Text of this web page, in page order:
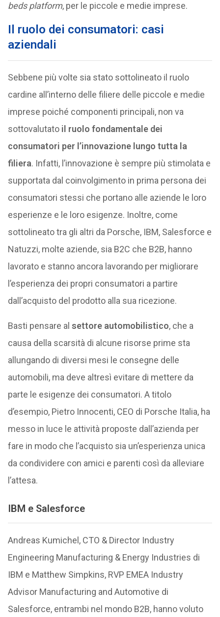
beds platform, per le piccole e medie imprese.
Il ruolo dei consumatori: casi
aziendali
Sebbene più volte sia stato sottolineato il ruolo
cardine all’interno delle filiere delle piccole e medie
imprese poiché componenti principali, non va
sottovalutato il ruolo fondamentale dei
consumatori per l’innovazione lungo tutta la
filiera. Infatti, l’innovazione è sempre più stimolata e
supportata dal coinvolgimento in prima persona dei
consumatori stessi che portano alle aziende le loro
esperienze e le loro esigenze. Inoltre, come
sottolineato tra gli altri da Porsche, IBM, Salesforce e
Natuzzi, molte aziende, sia B2C che B2B, hanno
lavorato e stanno ancora lavorando per migliorare
l’esperienza dei propri consumatori a partire
dall’acquisto del prodotto alla sua ricezione.
Basti pensare al settore automobilistico, che a
causa della scarsità di alcune risorse prime sta
allungando di diversi mesi le consegne delle
automobili, ma deve altresì evitare di mettere da
parte le esigenze dei consumatori. A titolo
d’esempio, Pietro Innocenti, CEO di Porsche Italia, ha
messo in luce le attività proposte dall’azienda per
fare in modo che l’acquisto sia un’esperienza unica
da condividere con amici e parenti così da alleviare
l’attesa.
IBM e Salesforce
Andreas Kumichel, CTO & Director Industry
Engineering Manufacturing & Energy Industries di
IBM e Matthew Simpkins, RVP EMEA Industry
Advisor Manufacturing and Automotive di
Salesforce, entrambi nel mondo B2B, hanno voluto